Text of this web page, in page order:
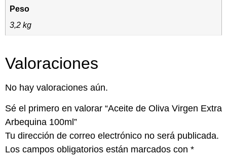
Peso
3,2 kg
Valoraciones
No hay valoraciones aún.
Sé el primero en valorar “Aceite de Oliva Virgen Extra
Arbequina 100ml”
Tu dirección de correo electrónico no será publicada.
Los campos obligatorios están marcados con *